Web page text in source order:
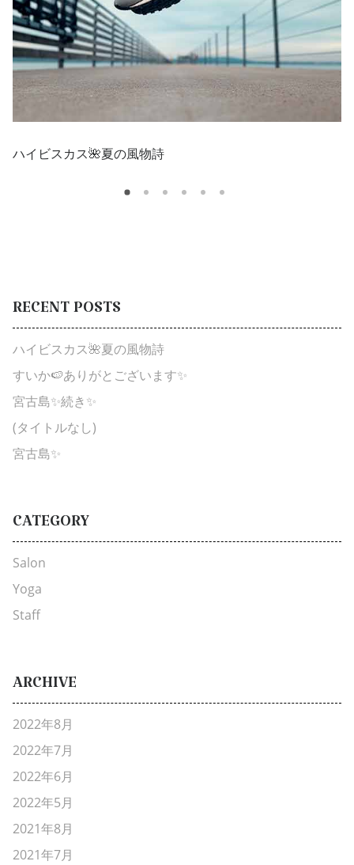
ハイビスカス🌺夏の風物詩
RECENT POSTS
ハイビスカス🌺夏の風物詩
すいか🍉ありがとございます✨
宮古島✨続き✨
(タイトルなし)
宮古島✨
CATEGORY
Salon
Yoga
Staff
ARCHIVE
2022年8月
2022年7月
2022年6月
2022年5月
2021年8月
2021年7月